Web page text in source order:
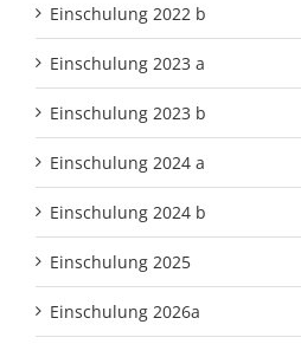
Einschulung 2022 b
Einschulung 2023 a
Einschulung 2023 b
Einschulung 2024 a
Einschulung 2024 b
Einschulung 2025
Einschulung 2026a